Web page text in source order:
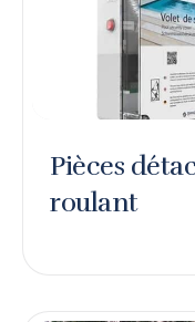
Pièces
roulant